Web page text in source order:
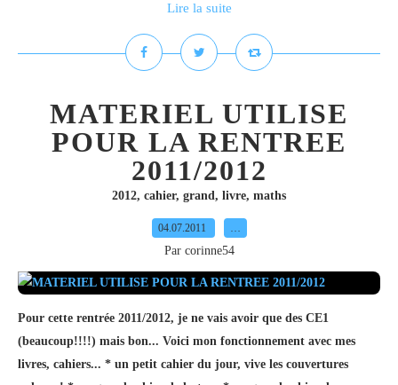
Lire la suite
MATERIEL UTILISE
POUR LA RENTREE
2011/2012
2012, cahier, grand, livre, maths
04.07.2011 …
Par corinne54
Pour cette rentrée 2011/2012, je ne vais avoir que des CE1
(beaucoup!!!!) mais bon... Voici mon fonctionnement avec mes
livres, cahiers... * un petit cahier du jour, vive les couvertures